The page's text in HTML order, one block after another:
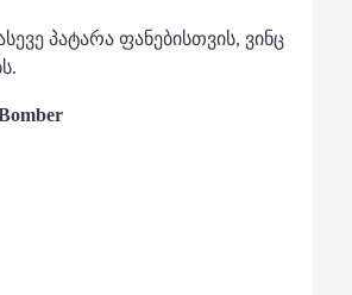
პატარა ფანებისთვის, ვინც